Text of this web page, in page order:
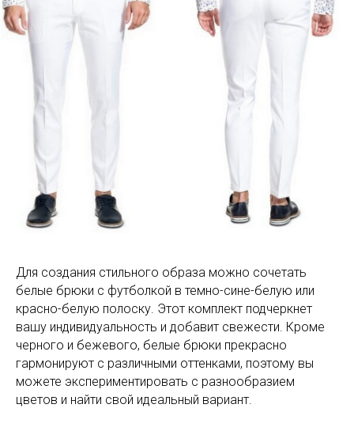
Для создания стильного образа можно сочетать
белые брюки с футболкой в темно-сине-белую или
красно-белую полоску. Этот комплект подчеркнет
вашу индивидуальность и добавит свежести. Кроме
черного и бежевого, белые брюки прекрасно
гармонируют с различными оттенками, поэтому вы
можете экспериментировать с разнообразием
цветов и найти свой идеальный вариант.